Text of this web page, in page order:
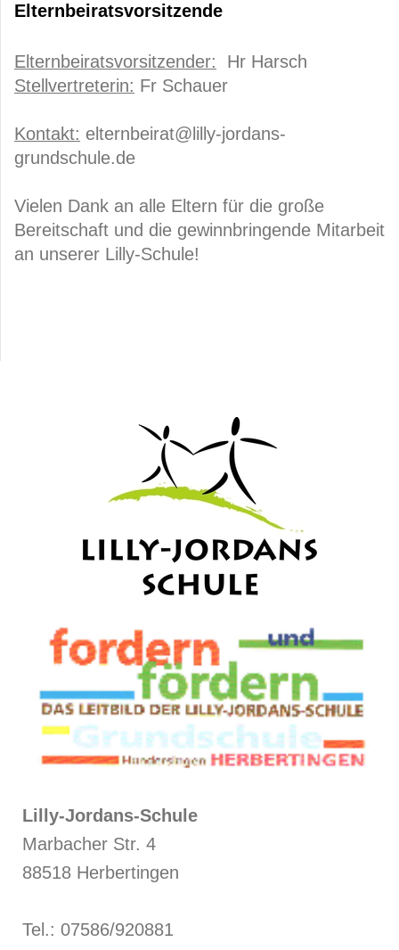
Elternbeiratsvorsitzende
Elternbeiratsvorsitzender: Hr Harsch
Stellvertreterin: Fr Schauer
Kontakt: elternbeirat@lilly-jordans-
grundschule.de
Vielen Dank an alle Eltern für die große
Bereitschaft und die gewinnbringende Mitarbeit
an unserer Lilly-Schule!
Lilly-Jordans-Schule
Marbacher Str. 4
88518 Herbertingen
Tel.: 07586/920881